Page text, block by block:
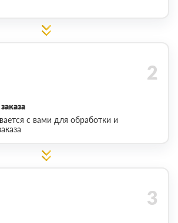
с вами для обработки и